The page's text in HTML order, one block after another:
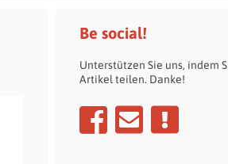
Be social!
Unterstützen Sie uns, indem
Artikel teilen. Danke!